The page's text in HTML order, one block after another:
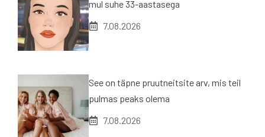
mul suhe 33-aastasega
7.08.2026
See on täpne pruutneitsite arv, mis teil
pulmas peaks olema
7.08.2026